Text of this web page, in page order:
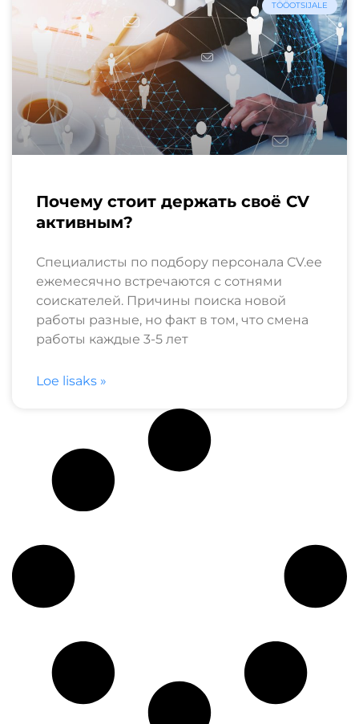
TÖÖOTSIJALE
Почему стоит держать своё CV
активным?
Специалисты по подбору персонала CV.ee
ежемесячно встречаются с сотнями
соискателей. Причины поиска новой
работы разные, но факт в том, что смена
работы каждые 3-5 лет
Loe lisaks »